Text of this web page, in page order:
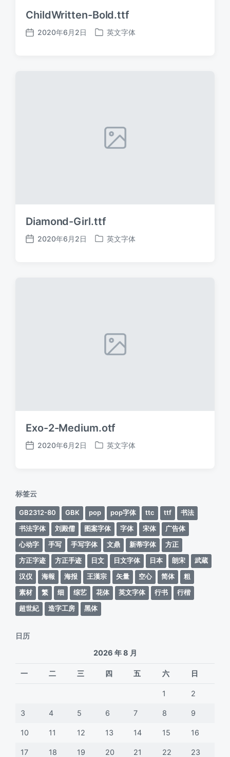
ChildWritten-Bold.ttf
发
2020年6月2日
发
英文字体
Diamond-Girl.ttf
发
2020年6月2日
发
英文字体
Exo-2-Medium.otf
发
2020年6月2日
发
英文字体
标签云
GB2312-80 GBK pop pop字体 ttc ttf
书法
书法字体
刘殿儒 图案字体 字体 宋体
广告体
心动字
手写 手写字体 文鼎 新蒂字体
方正
方正字迹
方正手迹 日文 日文字体 日本 朗宋
武蔵
汉仪
海報 海报 王漢宗 矢量 空心 简体
粗
素材
繁 细 综艺 花体 英文字体 行书
行楷
超世紀
造字工房 黑体
日历
2026 年 8 月
一 二 三 四 五 六 日
1 2
3 4 5 6 7 8 9
10 11 12 13 14 15 16
17 18 19 20 21 22 23